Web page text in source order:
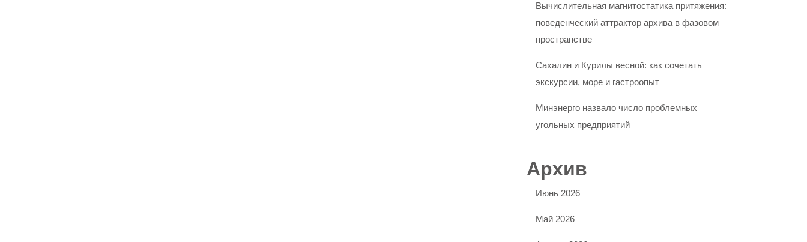
Вычислительная магнитостатика притяжения:
поведенческий аттрактор архива в фазовом
пространстве
Сахалин и Курилы весной: как сочетать
экскурсии, море и гастроопыт
Минэнерго назвало число проблемных
угольных предприятий
Архив
Июнь 2026
Май 2026